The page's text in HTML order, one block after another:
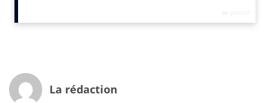
L’effet de ciseau, encore renforcé par la conjoncture,
des plans de restructuration, voire des plans sociaux.
La rédaction